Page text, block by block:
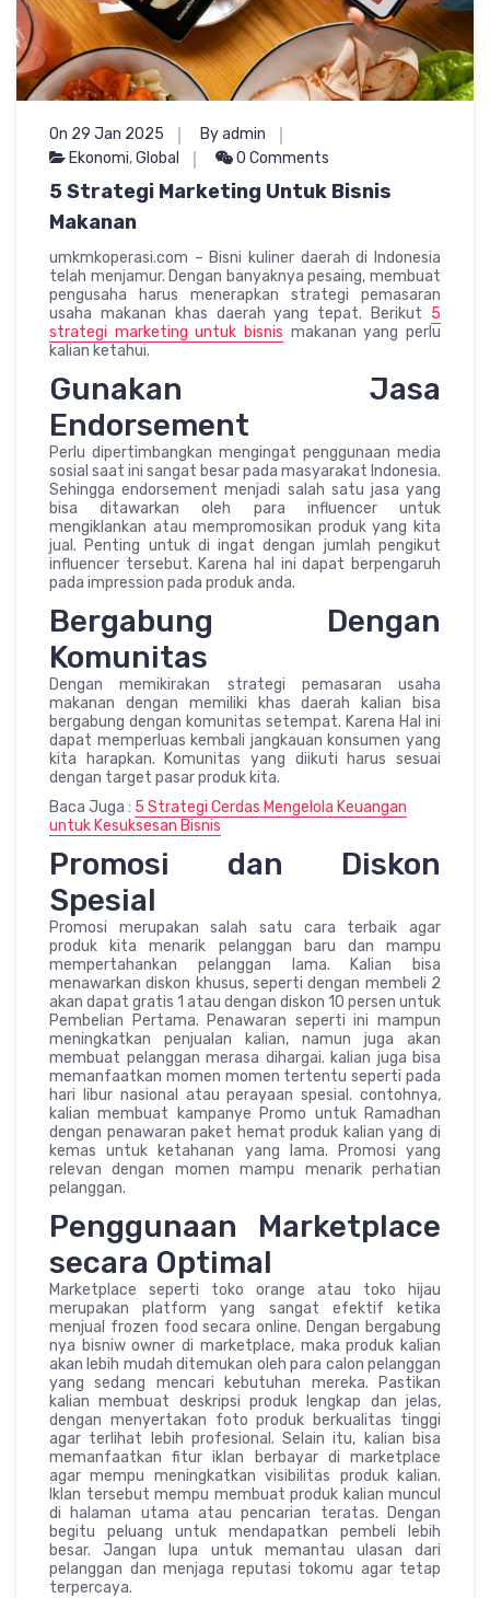
On 29 Jan 2025
By admin
Ekonomi,Global 0 Comments
5 Strategi Marketing Untuk Bisnis
Makanan
umkmkoperasi.com – Bisni kuliner daerah di Indonesia
telah menjamur. Dengan banyaknya pesaing, membuat
pengusaha harus menerapkan strategi pemasaran
usaha makanan khas daerah yang tepat. Berikut 5
strategi marketing untuk bisnis makanan yang perlu
kalian ketahui.
Gunakan Jasa
Endorsement
Perlu dipertimbangkan mengingat penggunaan media
sosial saat ini sangat besar pada masyarakat Indonesia.
Sehingga endorsement menjadi salah satu jasa yang
bisa ditawarkan oleh para influencer untuk
mengiklankan atau mempromosikan produk yang kita
jual. Penting untuk di ingat dengan jumlah pengikut
influencer tersebut. Karena hal ini dapat berpengaruh
pada impression pada produk anda.
Bergabung Dengan
Komunitas
Dengan memikirakan strategi pemasaran usaha
makanan dengan memiliki khas daerah kalian bisa
bergabung dengan komunitas setempat. Karena Hal ini
dapat memperluas kembali jangkauan konsumen yang
kita harapkan. Komunitas yang diikuti harus sesuai
dengan target pasar produk kita.
Baca Juga : 5 Strategi Cerdas Mengelola Keuangan
untuk Kesuksesan Bisnis
Promosi dan Diskon
Spesial
Promosi merupakan salah satu cara terbaik agar
produk kita menarik pelanggan baru dan mampu
mempertahankan pelanggan lama. Kalian bisa
menawarkan diskon khusus, seperti dengan membeli 2
akan dapat gratis 1 atau dengan diskon 10 persen untuk
Pembelian Pertama. Penawaran seperti ini mampun
meningkatkan penjualan kalian, namun juga akan
membuat pelanggan merasa dihargai. kalian juga bisa
memanfaatkan momen momen tertentu seperti pada
hari libur nasional atau perayaan spesial. contohnya,
kalian membuat kampanye Promo untuk Ramadhan
dengan penawaran paket hemat produk kalian yang di
kemas untuk ketahanan yang lama. Promosi yang
relevan dengan momen mampu menarik perhatian
pelanggan.
Penggunaan Marketplace
secara Optimal
Marketplace seperti toko orange atau toko hijau
merupakan platform yang sangat efektif ketika
menjual frozen food secara online. Dengan bergabung
nya bisniw owner di marketplace, maka produk kalian
akan lebih mudah ditemukan oleh para calon pelanggan
yang sedang mencari kebutuhan mereka. Pastikan
kalian membuat deskripsi produk lengkap dan jelas,
dengan menyertakan foto produk berkualitas tinggi
agar terlihat lebih profesional. Selain itu, kalian bisa
memanfaatkan fitur iklan berbayar di marketplace
agar mempu meningkatkan visibilitas produk kalian.
Iklan tersebut mempu membuat produk kalian muncul
di halaman utama atau pencarian teratas. Dengan
begitu peluang untuk mendapatkan pembeli lebih
besar. Jangan lupa untuk memantau ulasan dari
pelanggan dan menjaga reputasi tokomu agar tetap
terpercaya.